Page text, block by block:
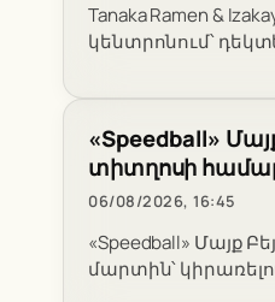
Tanaka Ramen &
կենտրոնում՝
«Speedball»
տիտղոսի
06/08/2026, 16:45
«Speedball» Մայք
մարտին՝